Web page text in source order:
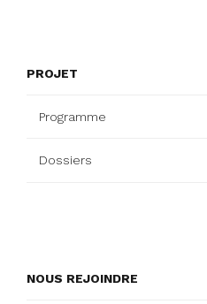
PROJET
Programme
Dossiers
NOUS REJOINDRE